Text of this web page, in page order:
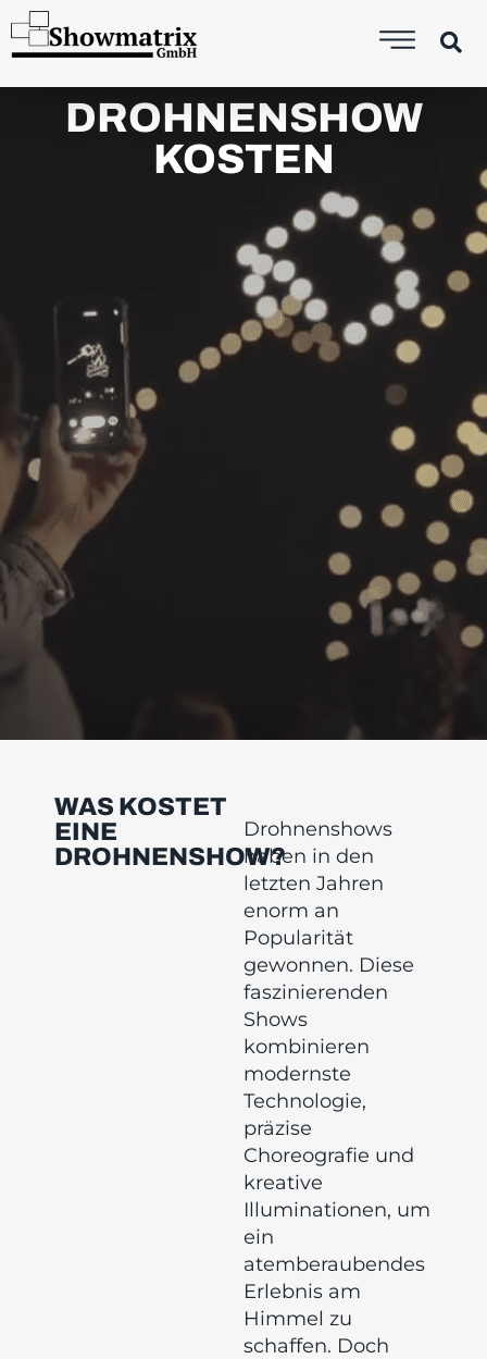
DROHNENSHOW
KOSTEN
WAS KOSTET
EINE
DROHNENSHOW?
Drohnenshows
haben in den
letzten Jahren
enorm an
Popularität
gewonnen. Diese
faszinierenden
Shows
kombinieren
modernste
Technologie,
präzise
Choreografie und
kreative
Illuminationen, um
ein
atemberaubendes
Erlebnis am
Himmel zu
schaffen. Doch